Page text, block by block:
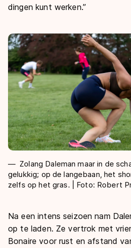
dingen kunt werken.”
Zolang Daleman maar in de
gelukkig; op de langebaan, het
zelfs op het gras. | Foto: Robert
Na een intens seizoen nam
op te laden. Ze vertrok met
Bonaire voor rust en afstand